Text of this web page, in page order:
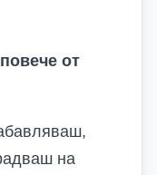
от
на